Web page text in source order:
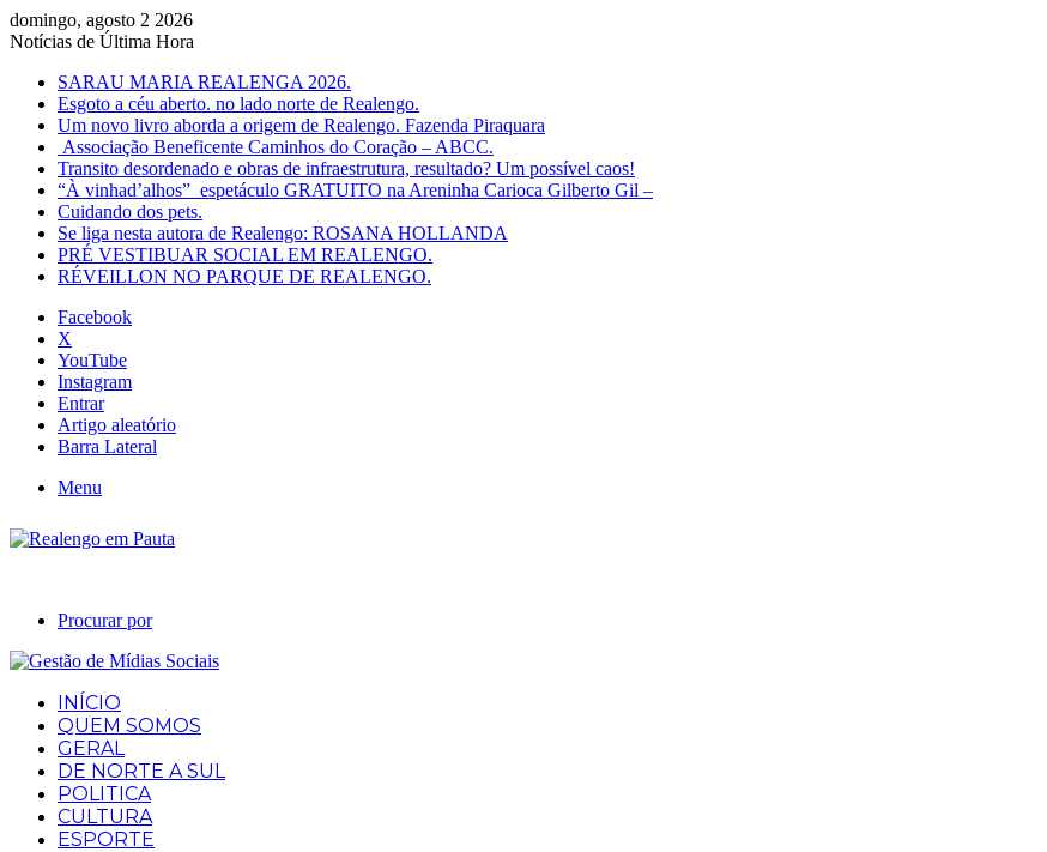
domingo, agosto 2 2026
Notícias de Última Hora
SARAU MARIA REALENGA 2026.
Esgoto a céu aberto. no lado norte de Realengo.
Um novo livro aborda a origem de Realengo. Fazenda Piraquara
Associação Beneficente Caminhos do Coração – ABCC.
Transito desordenado e obras de infraestrutura, resultado? Um possível caos!
“À vinhad’alhos” espetáculo GRATUITO na Areninha Carioca Gilberto Gil –
Cuidando dos pets.
Se liga nesta autora de Realengo: ROSANA HOLLANDA
PRÉ VESTIBUAR SOCIAL EM REALENGO.
RÉVEILLON NO PARQUE DE REALENGO.
Facebook
X
YouTube
Instagram
Entrar
Artigo aleatório
Barra Lateral
Menu
Procurar por
INÍCIO
QUEM SOMOS
GERAL
DE NORTE A SUL
POLITICA
CULTURA
ESPORTE